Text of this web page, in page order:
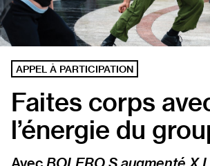
APPEL À PARTICIPATION
Faites corps
l’énergie du